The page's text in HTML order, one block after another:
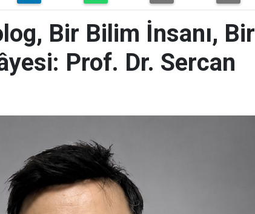
Bir Bilim İnsanı, Bir
Prof. Dr. Sercan